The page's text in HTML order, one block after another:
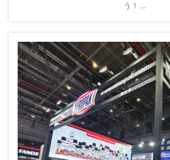
う！
す。会場は広州中国进出口商品交
当社は…